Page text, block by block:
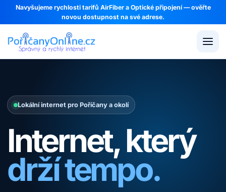
Navyšujeme rychlosti tarifů AirFibera Optické připojení— ověřte
novou dostupnost na své adrese.
Lokální internet pro Poříčany a okolí
Internet, který
drží tempo.